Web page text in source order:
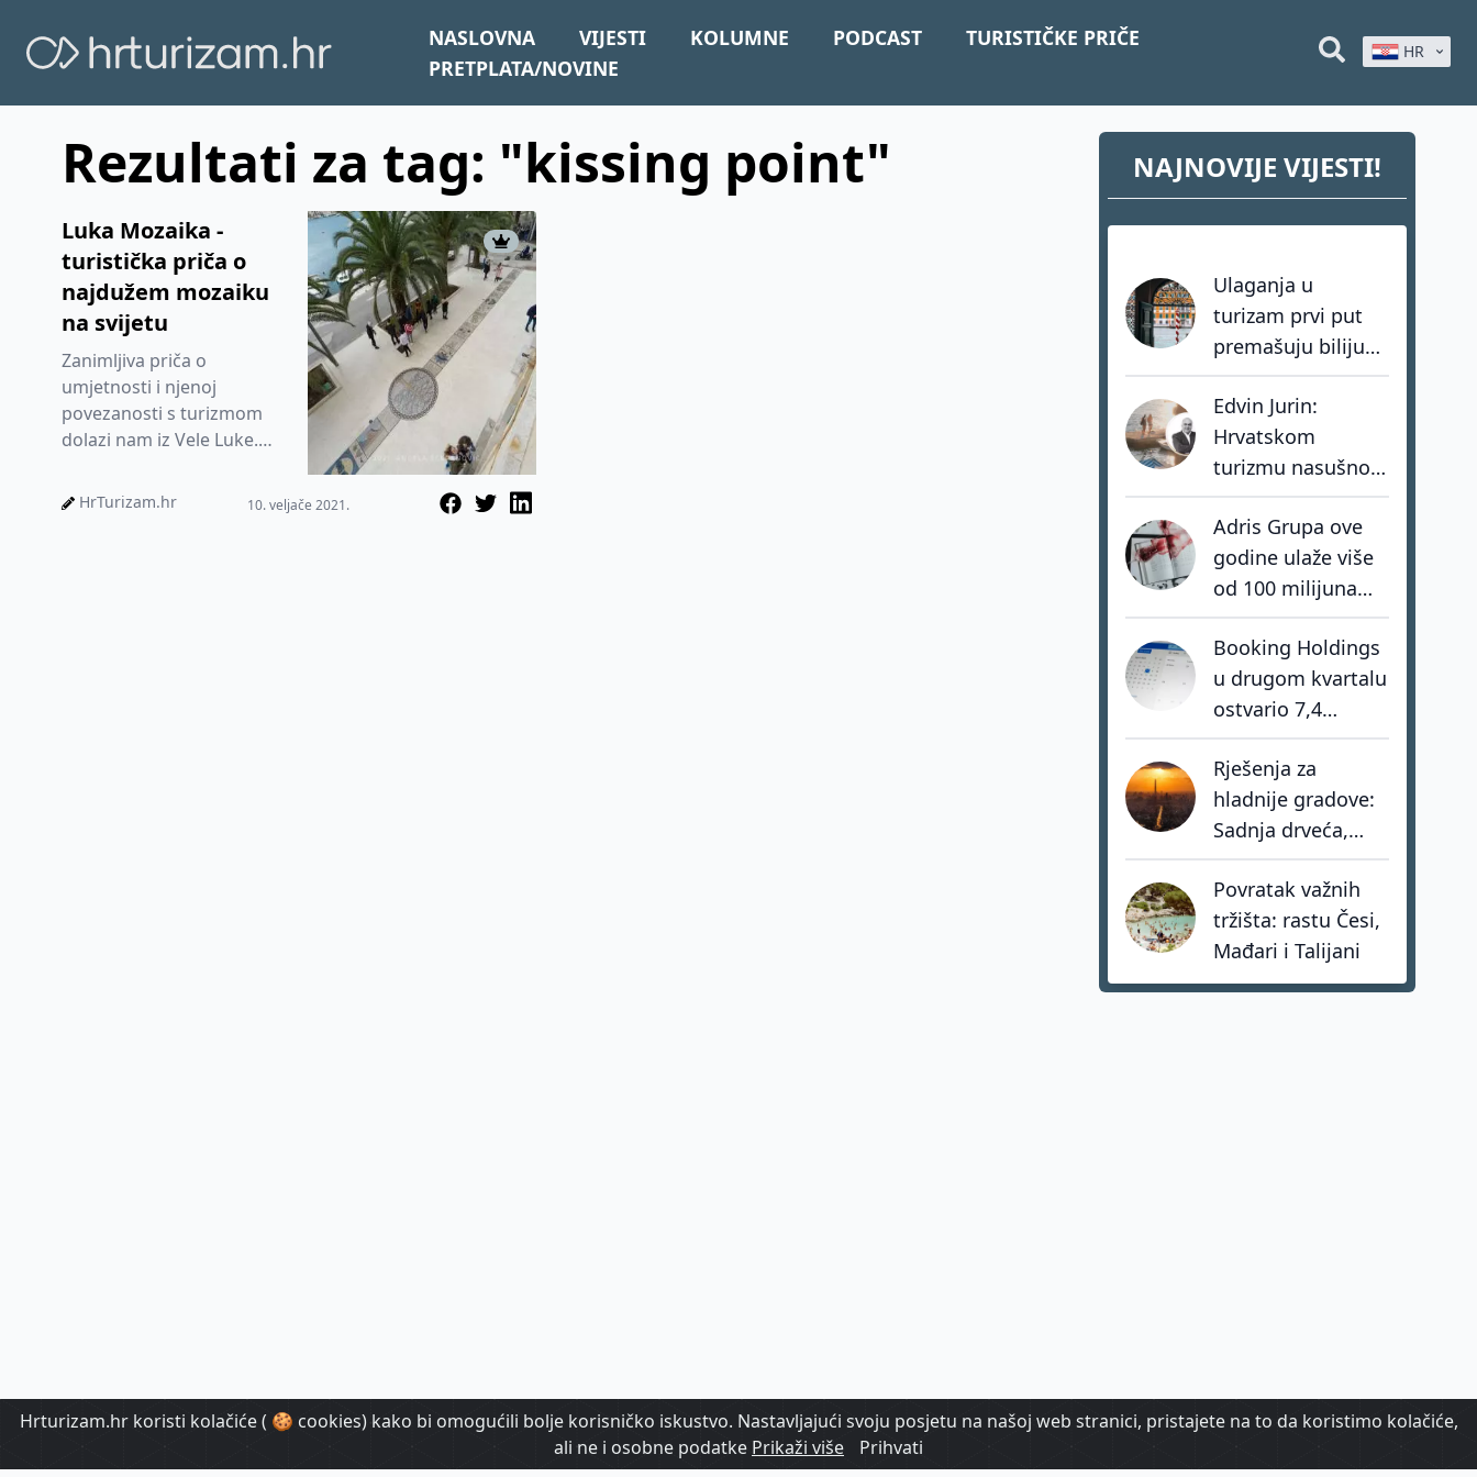
NASLOVNA VIJESTI KOLUMNE PODCAST
TURISTIČKE PRIČE
PRETPLATA/NOVINE
HR
Rezultati za tag: "kissing point"
Luka Mozaika -
turistička priča o
najdužem mozaiku
na svijetu
Zanimljiva priča o
umjetnosti i njenoj
povezanosti s turizmom
dolazi nam iz Vele Luke.
Luka Mozaika. Prije
HrTurizam.hr 10. veljače 2021.
NAJNOVIJE VIJESTI!
Ulaganja u
turizam prvi put
premašuju bilijun
dolara: investitori
biraju destinacije s
dugoročnom
vizijom
Edvin Jurin:
Hrvatskom
turizmu nasušno
nedostaju
hrabrost, stav i -
akcija
Adris Grupa ove
godine ulaže više
od 100 milijuna
eura u turistički
portfelj
Booking Holdings
u drugom kvartalu
ostvario 7,4
milijarde dolara
prihoda
Rješenja za
hladnije gradove:
Sadnja drveća,
zeleni krovovi i
pametno hlađenje
zgrada
Povratak važnih
tržišta: rastu Česi,
Mađari i Talijani
Hrturizam.hr koristi kolačiće ( 🍪 cookies) kako bi omogućili bolje korisničko iskustvo. Nastavljajući svoju posjetu na našoj web stranici, pristajete na to da koristimo kolačiće,
ali ne i osobne podatke Prikaži više Prihvati